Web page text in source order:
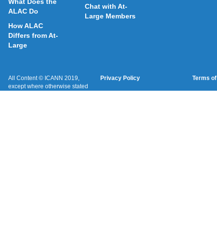
ALAC Do
How ALAC
Differs from At-
Large
Chat with At-
Large Members
All Content © ICANN 2019,
except where otherwise stated
Privacy Policy Terms